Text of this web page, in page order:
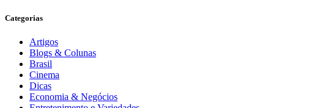
Categorias
Artigos
Blogs & Colunas
Brasil
Cinema
Dicas
Economia & Negócios